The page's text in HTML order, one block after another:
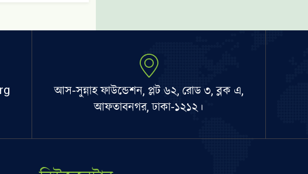
আস-সুন্নাহ ফাউন্ডেশন, প্লট ৬২, রোড ৩, ব্লক এ,
আফতাবনগর, ঢাকা-১২১২।